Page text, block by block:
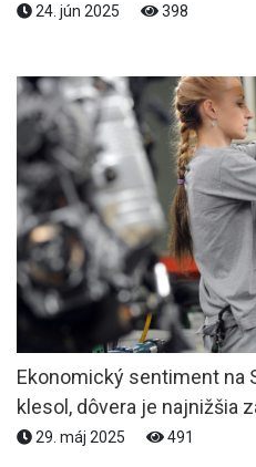
24. jún 2025 398
Ekonomický sentiment na
klesol, dôvera je najnižšia
29. máj 2025 491